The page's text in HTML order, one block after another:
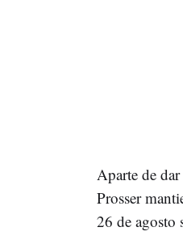
Aparte de
Prosser
26 de agosto